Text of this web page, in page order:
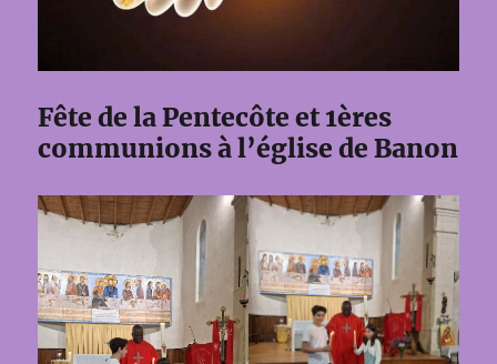
Fête de la Pentecôte et 1ères
communions à l’église de Banon